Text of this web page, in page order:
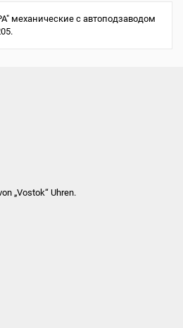
механические с автоподзаводом
„Vostok“ Uhren.